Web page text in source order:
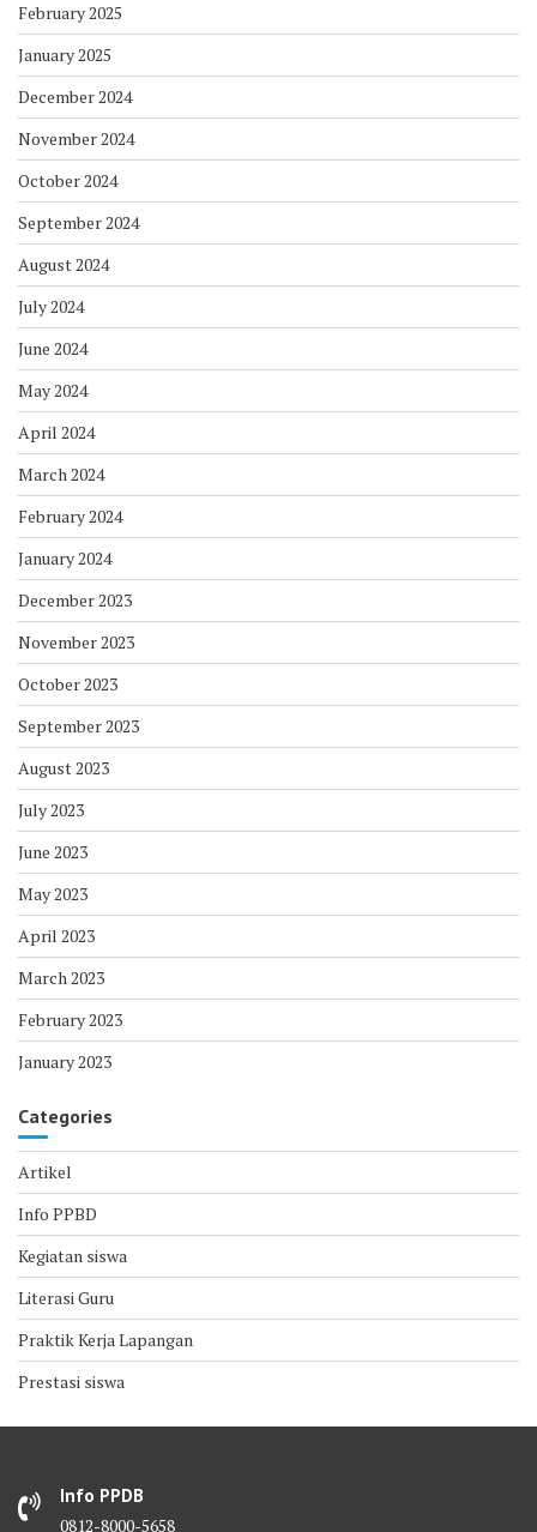
February 2025
January 2025
December 2024
November 2024
October 2024
September 2024
August 2024
July 2024
June 2024
May 2024
April 2024
March 2024
February 2024
January 2024
December 2023
November 2023
October 2023
September 2023
August 2023
July 2023
June 2023
May 2023
April 2023
March 2023
February 2023
January 2023
Categories
Artikel
Info PPBD
Kegiatan siswa
Literasi Guru
Praktik Kerja Lapangan
Prestasi siswa
Info PPDB
0812-8000-5658